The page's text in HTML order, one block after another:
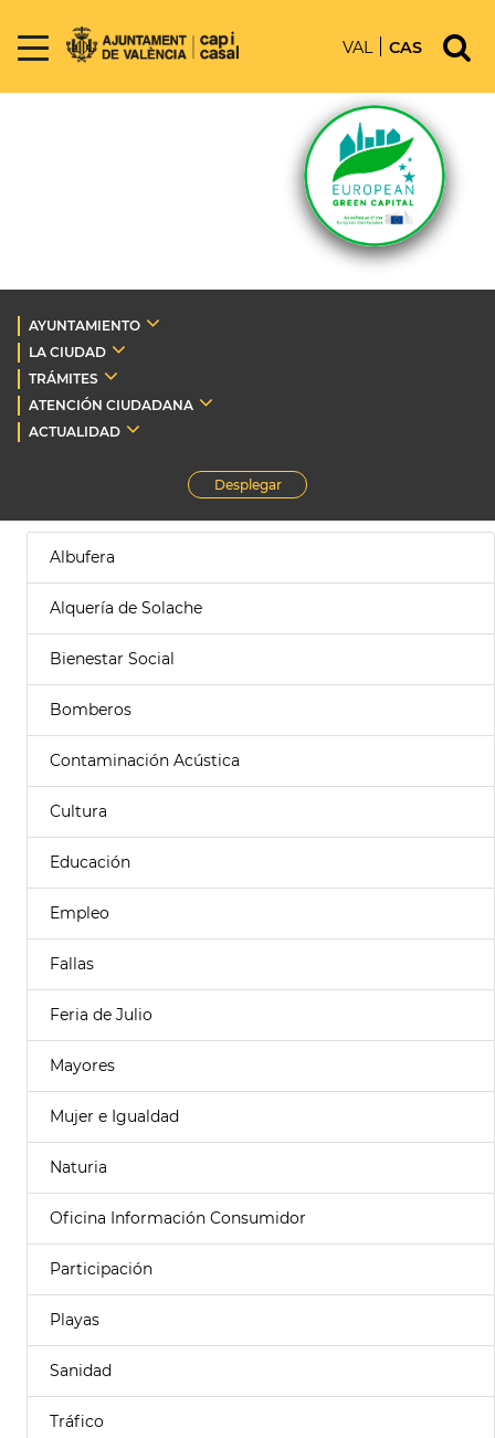
VAL CAS
AYUNTAMIENTO
LA CIUDAD
TRÁMITES
ATENCIÓN CIUDADANA
ACTUALIDAD
Desplegar
Albufera
Alquería de Solache
Bienestar Social
Bomberos
Contaminación Acústica
Cultura
Educación
Empleo
Fallas
Feria de Julio
Mayores
Mujer e Igualdad
Naturia
Oficina Información Consumidor
Participación
Playas
Sanidad
Tráfico